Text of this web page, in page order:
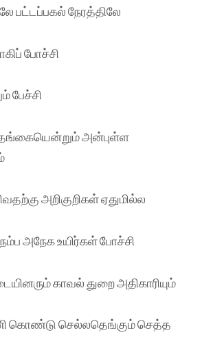
பட்டப்பகல் நேரத்திலே
போச்சி
பேச்சி
அன்புள்ள
அறிகுறிகள் ஏதுமில்ல
அநேக உயிர்கள் போச்சி
காவல் துறை அதிகாரியும்
கொண்டு செல்லதெங்கும் செத்த